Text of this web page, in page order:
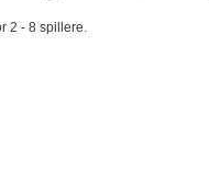
2 - 8 spillere.